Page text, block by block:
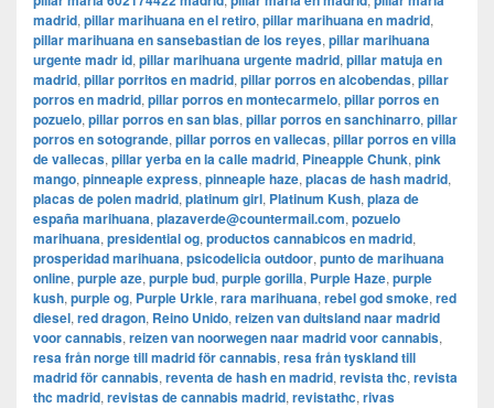
madrid, pillar marihuana en el retiro, pillar marihuana en madrid,
pillar marihuana en sansebastian de los reyes, pillar marihuana
urgente madr id, pillar marihuana urgente madrid, pillar matuja en
madrid, pillar porritos en madrid, pillar porros en alcobendas, pillar
porros en madrid, pillar porros en montecarmelo, pillar porros en
pozuelo, pillar porros en san blas, pillar porros en sanchinarro, pillar
porros en sotogrande, pillar porros en vallecas, pillar porros en villa
de vallecas, pillar yerba en la calle madrid, Pineapple Chunk, pink
mango, pinneaple express, pinneaple haze, placas de hash madrid,
placas de polen madrid, platinum girl, Platinum Kush, plaza de
españa marihuana, plazaverde@countermail.com, pozuelo
marihuana, presidential og, productos cannabicos en madrid,
prosperidad marihuana, psicodelicia outdoor, punto de marihuana
online, purple aze, purple bud, purple gorilla, Purple Haze, purple
kush, purple og, Purple Urkle, rara marihuana, rebel god smoke, red
diesel, red dragon, Reino Unido, reizen van duitsland naar madrid
voor cannabis, reizen van noorwegen naar madrid voor cannabis,
resa från norge till madrid för cannabis, resa från tyskland till
madrid för cannabis, reventa de hash en madrid, revista thc, revista
thc madrid, revistas de cannabis madrid, revistathc, rivas